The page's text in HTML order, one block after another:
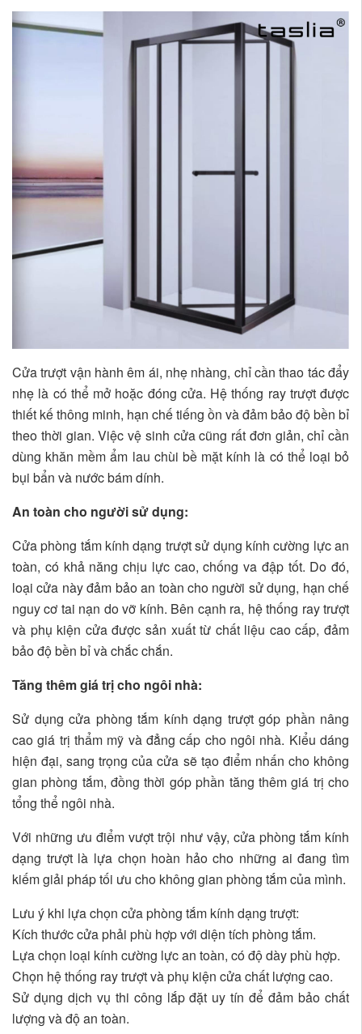
Cửa trượt vận hành êm ái, nhẹ nhàng, chỉ cần thao tác đẩy
nhẹ là có thể mở hoặc đóng cửa. Hệ thống ray trượt được
thiết kế thông minh, hạn chế tiếng ồn và đảm bảo độ bền bỉ
theo thời gian. Việc vệ sinh cửa cũng rất đơn giản, chỉ cần
dùng khăn mềm ẩm lau chùi bề mặt kính là có thể loại bỏ
bụi bẩn và nước bám dính.
An toàn cho người sử dụng:
Cửa phòng tắm kính dạng trượt sử dụng kính cường lực an
toàn, có khả năng chịu lực cao, chống va đập tốt. Do đó,
loại cửa này đảm bảo an toàn cho người sử dụng, hạn chế
nguy cơ tai nạn do vỡ kính. Bên cạnh ra, hệ thống ray trượt
và phụ kiện cửa được sản xuất từ chất liệu cao cấp, đảm
bảo độ bền bỉ và chắc chắn.
Tăng thêm giá trị cho ngôi nhà:
Sử dụng cửa phòng tắm kính dạng trượt góp phần nâng
cao giá trị thẩm mỹ và đẳng cấp cho ngôi nhà. Kiểu dáng
hiện đại, sang trọng của cửa sẽ tạo điểm nhấn cho không
gian phòng tắm, đồng thời góp phần tăng thêm giá trị cho
tổng thể ngôi nhà.
Với những ưu điểm vượt trội như vậy, cửa phòng tắm kính
dạng trượt là lựa chọn hoàn hảo cho những ai đang tìm
kiếm giải pháp tối ưu cho không gian phòng tắm của mình.
Lưu ý khi lựa chọn cửa phòng tắm kính dạng trượt:
Kích thước cửa phải phù hợp với diện tích phòng tắm.
Lựa chọn loại kính cường lực an toàn, có độ dày phù hợp.
Chọn hệ thống ray trượt và phụ kiện cửa chất lượng cao.
Sử dụng dịch vụ thi công lắp đặt uy tín để đảm bảo chất
lượng và độ an toàn.